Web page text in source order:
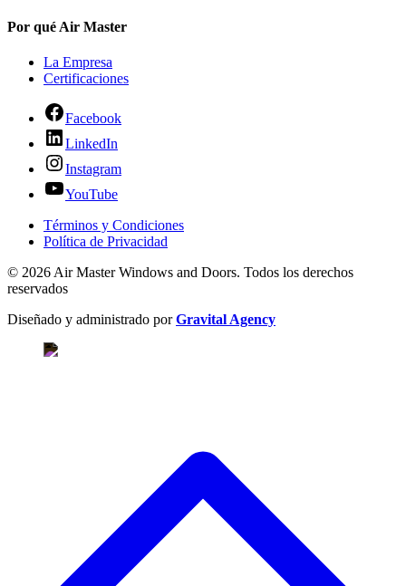
Por qué Air Master
La Empresa
Certificaciones
Facebook
LinkedIn
Instagram
YouTube
Términos y Condiciones
Política de Privacidad
© 2026 Air Master Windows and Doors. Todos los derechos
reservados
Diseñado y administrado porGravital Agency